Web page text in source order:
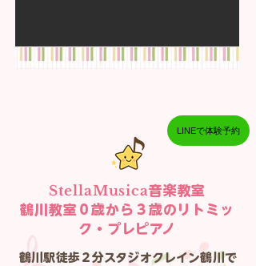
LINEで体験予約
StellaMusica音楽教室
鶴川教室０歳から３歳のリトミッ
ク・プレピアノ
鶴川駅徒歩２分スタジオクレイン鶴川で​